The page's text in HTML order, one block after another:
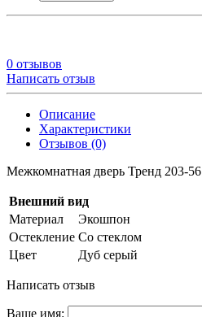
0 отзывов
Написать отзыв
Описание
Характеристики
Отзывов (0)
Межкомнатная дверь Тренд 203-56
Внешний вид
Материал
Экошпон
Остекление Со стеклом
Цвет
Дуб серый
Написать отзыв
Ваше имя: